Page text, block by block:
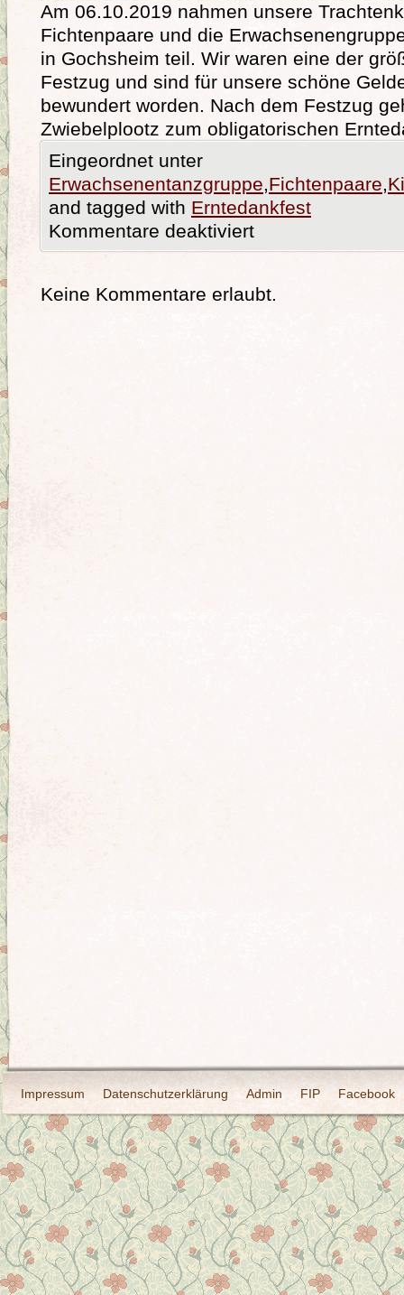
Am 06.10.2019 nahmen unsere
Fichtenpaare und die
in Gochsheim teil. Wir waren eine der
Festzug und sind für unsere schöne
bewundert worden. Nach dem Festzug
Zwiebelplootz zum obligatorischen
Eingeordnet unter
Erwachsenentanzgruppe,Fichtenpaare,
and tagged with Erntedankfest
Kommentare deaktiviert
Keine Kommentare erlaubt.
Impressum Datenschutzerklärung Admin FIP Facebook